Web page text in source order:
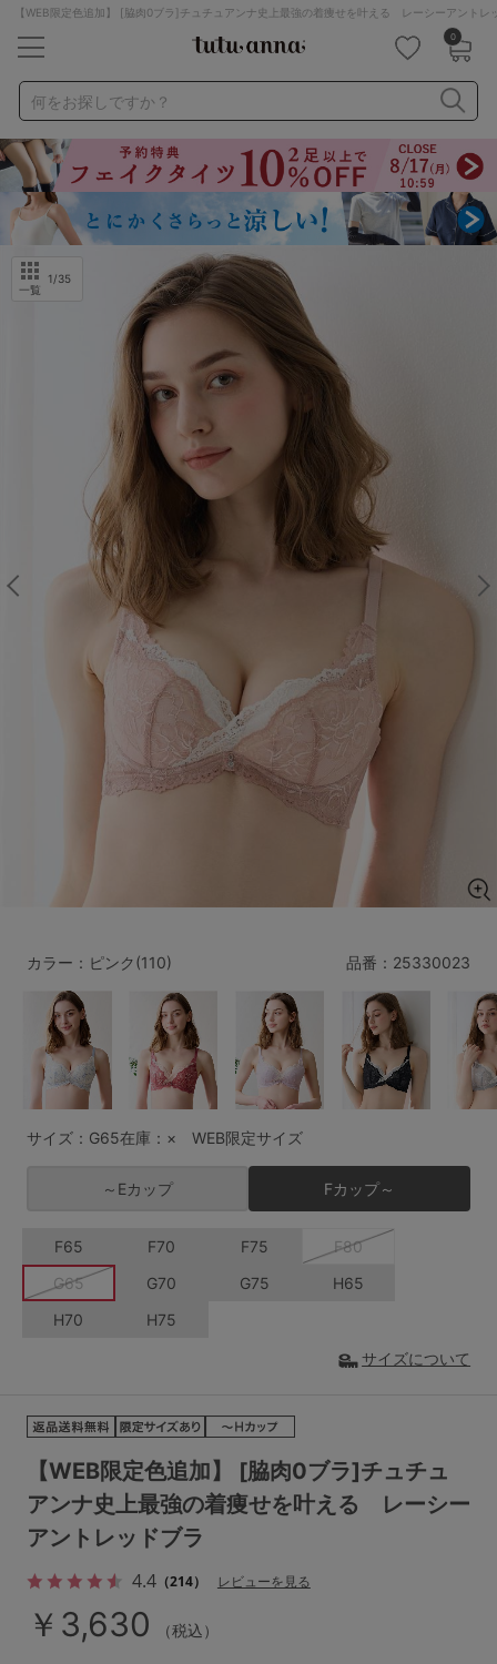
【WEB限定色追加】 [脇肉0ブラ]チュチュアンナ史上最強の着痩せを叶える レーシーアントレ
0
何をお探しですか？
ナイトブラ ノンワイヤー 特盛ブラ
チューブトップ
折り畳み
パジャマ ストッキング
キャミソール
ルームウェア
育乳ブラ アームカバー
カテゴリから探す
レッグウェア 下着
ルームウェア ライフスタイル
メンズ キッズ
マタニティ ギフトラッピング
サイズからブラを探す
A70 A75
B70 B75 B80
C85
E65 E70 E75 E80 E85
F65 F70
G65 G75
H70 H75
L LL
S-CD
M-AB M-EF
L-AB L-CD L-EF
すべてのサイズを表示する
～999円 1,000～1,999円
2,000～2,999円 3,000～3,999円
4,000円～ 3足￥1,188靴下
セールアイテム
その他から探す
新着アイテム
ランキング
高評価レビューアイテム
一覧
1/35
品番： 25330023
【WEB限定色追加】 [脇肉0ブラ]チュチュ
アンナ史上最強の着痩せを叶える レーシー
アントレッドブラ
4.4（214） レビューを見る
￥3,630 （税込）
カラー：ピンク(110)
サイズ：G65在庫：× WEB限定サイズ
～Eカップ Fカップ～
F65 F70 F75
F80
G65
G70 G75
H65
H70
H75
サイズについて